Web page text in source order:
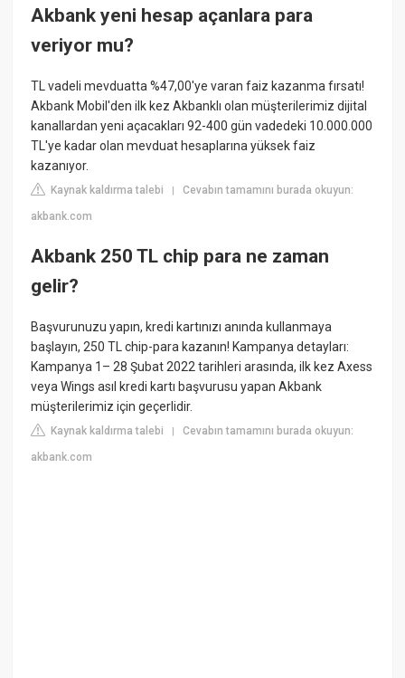
Akbank yeni hesap açanlara para
veriyor mu?
TL vadeli mevduatta %47,00'ye varan faiz kazanma fırsatı!
Akbank Mobil'den ilk kez Akbanklı olan müşterilerimiz dijital
kanallardan yeni açacakları 92-400 gün vadedeki 10.000.000
TL'ye kadar olan mevduat hesaplarına yüksek faiz
kazanıyor.
Kaynak kaldırma talebi |Cevabın tamamını burada okuyun:
akbank.com
Akbank 250 TL chip para ne zaman
gelir?
Başvurunuzu yapın, kredi kartınızı anında kullanmaya
başlayın, 250 TL chip-para kazanın! Kampanya detayları:
Kampanya 1– 28 Şubat 2022 tarihleri arasında, ilk kez Axess
veya Wings asıl kredi kartı başvurusu yapan Akbank
müşterilerimiz için geçerlidir.
Kaynak kaldırma talebi |Cevabın tamamını burada okuyun:
akbank.com